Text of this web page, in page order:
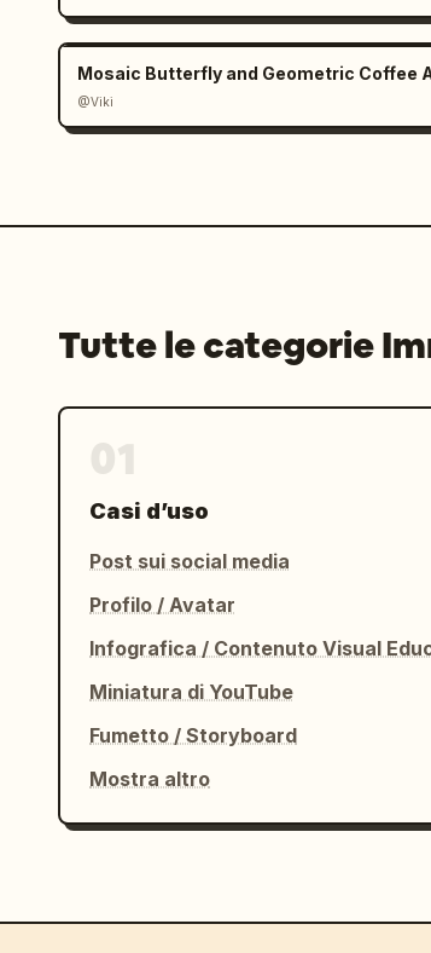
Mosaic Butterfly and Geometric Coffee
@Viki
Tutte le categorie
Casi d’uso
Post sui social media
Profilo / Avatar
Infografica / Contenuto Visual
Miniatura di YouTube
Fumetto / Storyboard
Mostra altro